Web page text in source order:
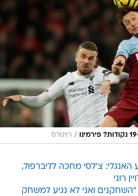
/ רויטרס
האנגלי: צ'לסי מחכה לליברפול,
רוני
"השחקנים ואני לא נגיע למשחק